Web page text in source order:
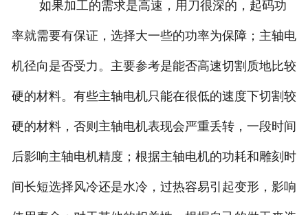
如果加工的需求是高速，用刀很深的，起码功
率就需要有保证，选择大一些的功率为保障；主轴电
机径向是否受力。主要参考是能否高速切割质地比较
硬的材料。有些主轴电机只能在很低的速度下切割较
硬的材料，否则主轴电机表现会严重丢转，一段时间
后影响主轴电机精度；根据主轴电机的功耗和雕刻时
间长短选择风冷还是水冷，过热容易引起变形，影响